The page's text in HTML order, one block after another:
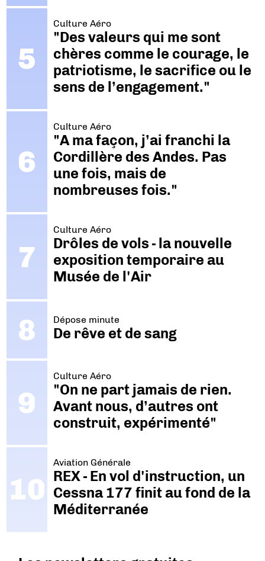
Culture Aéro
"Des valeurs qui me sont
chères comme le courage, le
patriotisme, le sacrifice ou le
sens de l’engagement."
Culture Aéro
"A ma façon, j’ai franchi la
Cordillère des Andes. Pas
une fois, mais de
nombreuses fois."
Culture Aéro
Drôles de vols - la nouvelle
exposition temporaire au
Musée de l'Air
Dépose minute
De rêve et de sang
Culture Aéro
"On ne part jamais de rien.
Avant nous, d’autres ont
construit, expérimenté"
Aviation Générale
REX - En vol d'instruction, un
Cessna 177 finit au fond de la
Méditerranée